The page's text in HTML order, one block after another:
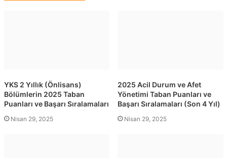
YKS 2 Yıllık (Önlisans)
Bölümlerin 2025 Taban
Puanları ve Başarı Sıralamaları
Nisan 29, 2025
2025 Acil Durum ve Afet
Yönetimi Taban Puanları ve
Başarı Sıralamaları (Son 4 Yıl)
Nisan 29, 2025